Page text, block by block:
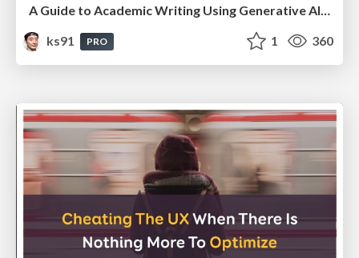
A Guide to Academic Writing Using Generative AI - A Workshop
ks91
PRO 1 360